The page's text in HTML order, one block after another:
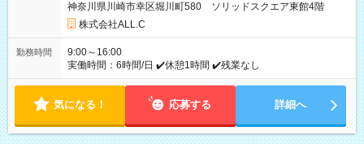
神奈川県川崎市幸区堀川町580 ソリッドスクエア東館4階
株式会社ALL.C
勤務時間
9:00～16:00
実働時間：6時間/日 ✔️休憩1時間 ✔️残業なし
気になる！ 応募する 詳細へ